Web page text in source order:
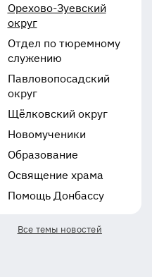
Орехово-Зуевский
округ
Отдел по тюремному
служению
Павловопосадский
округ
Щёлковский округ
Новомученики
Образование
Освящение храма
Помощь Донбассу
Все темы новостей